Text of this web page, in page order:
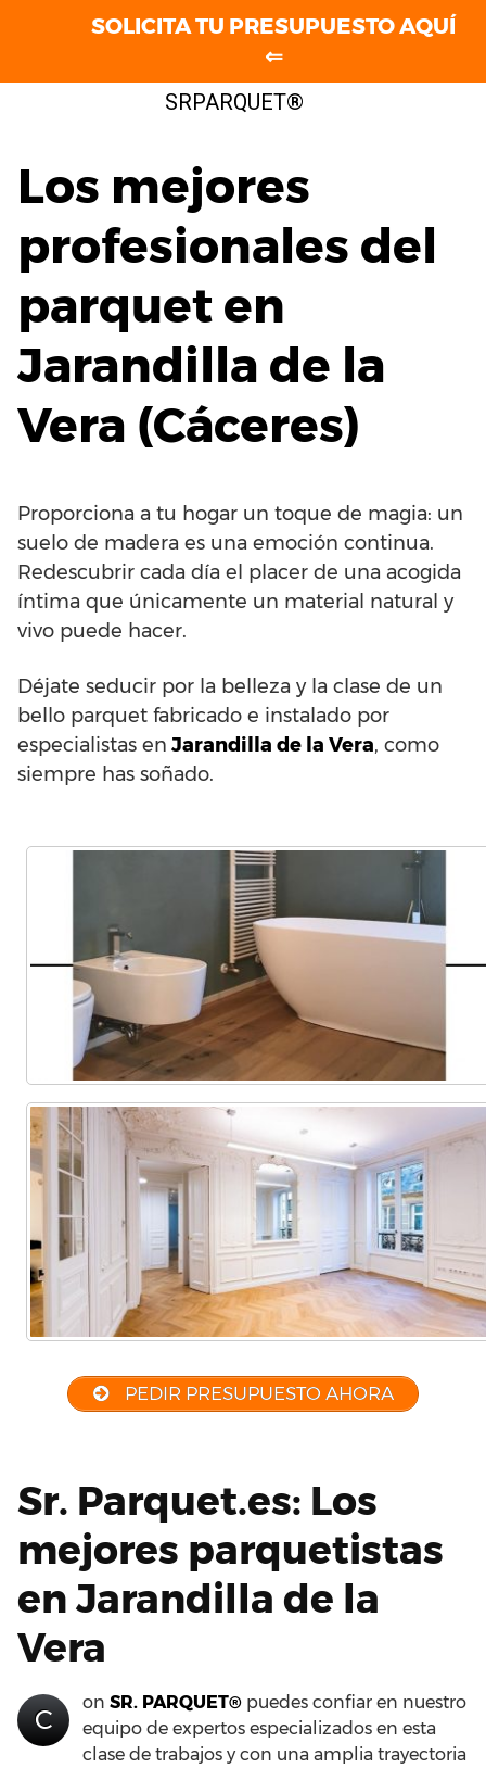
SRPARQUET®
Los mejores
profesionales del
parquet en
Jarandilla de la
Vera (Cáceres)
Proporciona a tu hogar un toque de magia: un
suelo de madera es una emoción continua.
Redescubrir cada día el placer de una acogida
íntima que únicamente un material natural y
vivo puede hacer.
Déjate seducir por la belleza y la clase de un
bello parquet fabricado e instalado por
especialistas en Jarandilla de la Vera, como
siempre has soñado.
PEDIR PRESUPUESTO AHORA
Sr. Parquet.es: Los
mejores parquetistas
en Jarandilla de la
Vera
C
on SR. PARQUET® puedes confiar en nuestro
equipo de expertos especializados en esta
clase de trabajos y con una amplia trayectoria
SOLICITA TU PRESUPUESTO AQUÍ
⇐